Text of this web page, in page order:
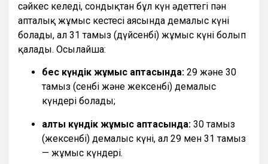
сәйкес келеді, сондықтан бұл күн әдеттегі пән
апталық жұмыс кестесі аясында демалыс күні
болады, ал 31 тамыз (дүйсенбі) жұмыс күні болып
қалады. Осылайша:
бес күндік жұмыс аптасында: 29 және 30
тамыз (сенбі және жексенбі) демалыс
күндері болады;
алты күндік жұмыс аптасында: 30 тамыз
(жексенбі) демалыс күні, ал 29 мен 31 тамыз
— жұмыс күндері.